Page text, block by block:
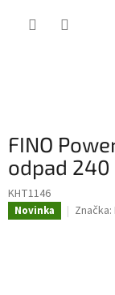
FINO
odpad 240
KHT1146
Novinka Značka: